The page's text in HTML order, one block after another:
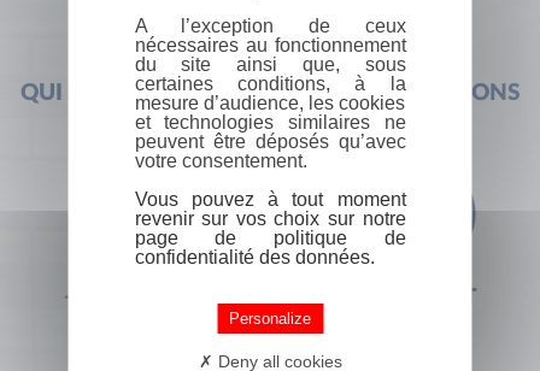
QUI SOMMES-NOUS ? FOIRE AUX QUESTIONS
+33 (0) 1 44 41 29 19 CONTACT
A l’exception de ceux
nécessaires au fonctionnement
du site ainsi que, sous
certaines conditions, à la
mesure d’audience, les cookies
et technologies similaires ne
peuvent être déposés qu’avec
votre consentement.
Vous pouvez à tout moment
revenir sur vos choix sur notre
page de politique de
confidentialité des données.
Personalize
Deny all cookies